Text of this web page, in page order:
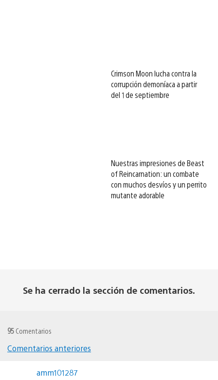
Crimson Moon lucha contra la
corrupción demoníaca a partir
del 1 de septiembre
Nuestras impresiones de Beast
of Reincarnation: un combate
con muchos desvíos y un perrito
mutante adorable
Se ha cerrado la sección de comentarios.
95 Comentarios
Comentarios anteriores
amm101287